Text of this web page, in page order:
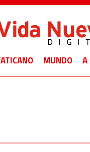
MUNDO A